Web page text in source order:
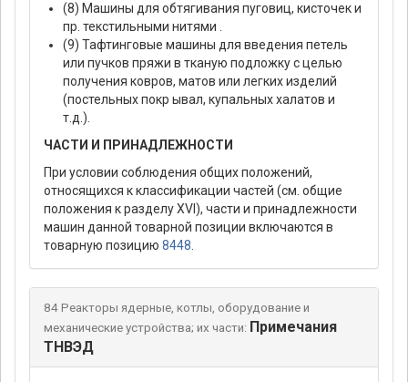
(8) Машины для обтягивания пуговиц, кисточек и
пр. текстильными нитями .
(9) Тафтинговые машины для введения петель
или пучков пряжи в тканую подложку с целью
получения ковров, матов или легких изделий
(постельных покр ывал, купальных халатов и
т.д.).
ЧАСТИ И ПРИНАДЛЕЖНОСТИ
При условии соблюдения общих положений,
относящихся к классификации частей (см. общие
положения к разделу XVI), части и принадлежности
машин данной товарной позиции включаются в
товарную позицию 8448
84 Реакторы ядерные, котлы, оборудование и
механические устройства; их части: Примечания
ТНВЭД